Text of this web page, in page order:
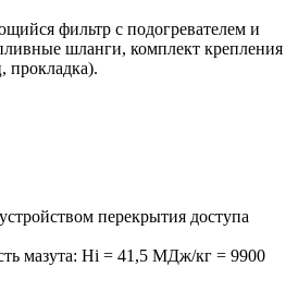
фильтр с подогревателем и
шланги, комплект крепления
прокладка).
перекрытия доступа
мазута: Hi = 41,5 МДж/кг = 9900